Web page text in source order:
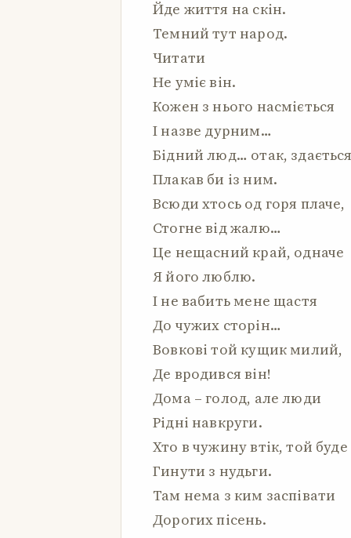
Йде життя на скін.
Темний тут народ.
Читати
Не уміє він.
Кожен з нього насміється
І назве дурним…
Бідний люд… отак,
Плакав би із ним.
Всюди хтось од горя плаче,
Стогне від жалю…
Це нещасний край, одначе
Я його люблю.
І не вабить мене щастя
До чужих сторін…
Вовкові той кущик милий,
Де вродився він!
Дома – голод, але люди
Рідні навкруги.
Хто в чужину втік, той буде
Гинути з нудьги.
Там нема з ким заспівати
Дорогих пісень.